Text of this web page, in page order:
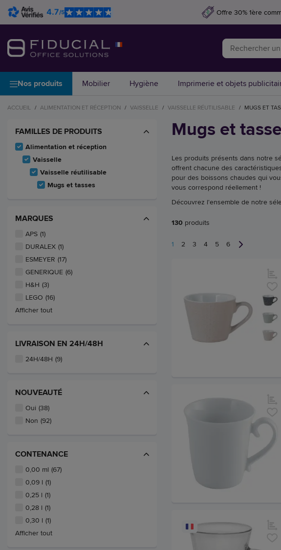
4.7/5 Offre 30% 1ère
Nos produits Mobilier Hygiène Imprimerie et objets
ACCUEIL / ALIMENTATION ET RÉCEPTION / VAISSELLE / VAISSELLE RÉUTILISABLE / MUGS ET
FAMILLES DE PRODUITS
Alimentation et réception
Vaisselle
Vaisselle réutilisable
Mugs et tasses
MARQUES
APS (1)
DURALEX (1)
ESMEYER (17)
GENERIQUE (6)
H&H (3)
LEGO (16)
Afficher tout
LIVRAISON EN 24H/48H
24H/48H (9)
NOUVEAUTÉ
Oui (38)
Non (92)
CONTENANCE
0,00 ml (67)
0,09 l (1)
0,25 l (1)
0,28 l (1)
0,30 l (1)
Afficher tout
Mugs et
Les produits présents dans notre
offrent chacune des
pour des boissons chaudes qui
vous correspond réellement !
Découvrez l'ensemble de notre
130 produits
1 2 3 4 5 6